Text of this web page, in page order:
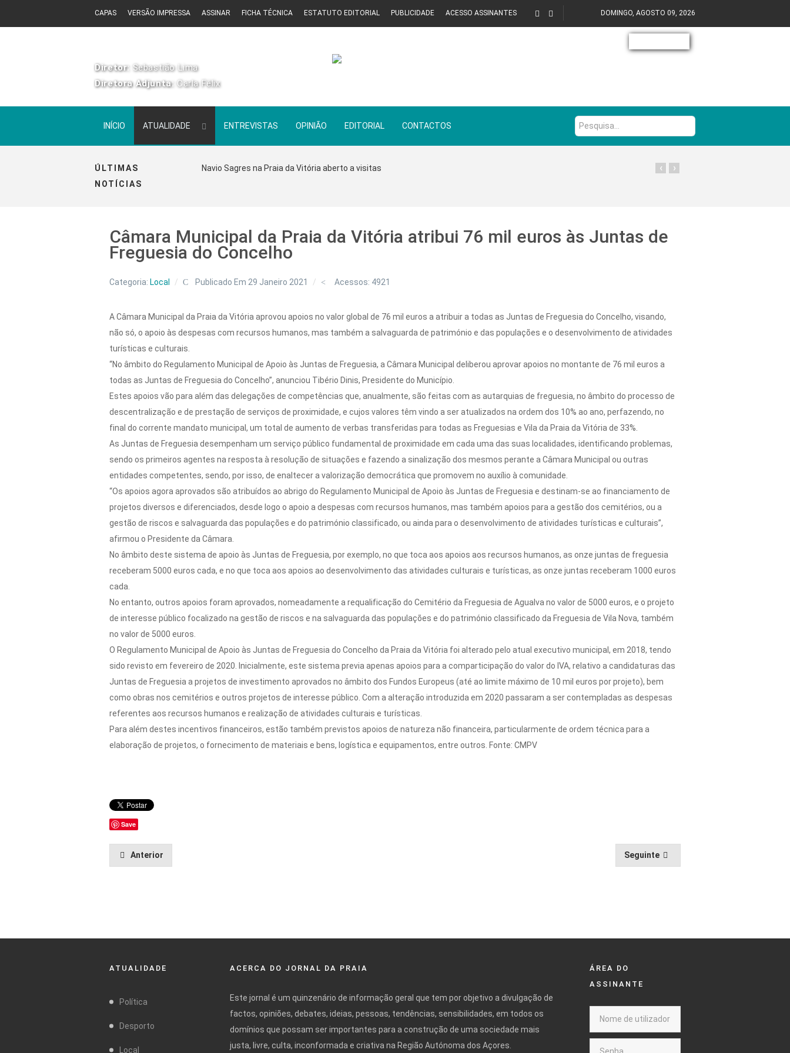
CAPAS VERSÃO IMPRESSA ASSINAR FICHA TÉCNICA ESTATUTO EDITORIAL PUBLICIDADE ACESSO ASSINANTES DOMINGO, AGOSTO 09, 2026
Diretor: Sebastião Lima
Diretora Adjunta:Carla Félix
INÍCIO ATUALIDADE ENTREVISTAS OPINIÃO EDITORIAL CONTACTOS Pesquisa...
ÚLTIMAS
NOTÍCIAS
Navio Sagres na Praia da Vitória aberto a visitas ›
‹
Câmara Municipal da Praia da Vitória atribui 76 mil euros às Juntas de
Freguesia do Concelho
Categoria: Local Publicado Em 29 Janeiro 2021 Acessos: 4921
A Câmara Municipal da Praia da Vitória aprovou apoios no valor global de 76 mil euros a atribuir a todas as Juntas de Freguesia do Concelho, visando,
não só, o apoio às despesas com recursos humanos, mas também a salvaguarda de património e das populações e o desenvolvimento de atividades
turísticas e culturais.
“No âmbito do Regulamento Municipal de Apoio às Juntas de Freguesia, a Câmara Municipal deliberou aprovar apoios no montante de 76 mil euros a
todas as Juntas de Freguesia do Concelho”, anunciou Tibério Dinis, Presidente do Município.
Estes apoios vão para além das delegações de competências que, anualmente, são feitas com as autarquias de freguesia, no âmbito do processo de
descentralização e de prestação de serviços de proximidade, e cujos valores têm vindo a ser atualizados na ordem dos 10% ao ano, perfazendo, no
final do corrente mandato municipal, um total de aumento de verbas transferidas para todas as Freguesias e Vila da Praia da Vitória de 33%.
As Juntas de Freguesia desempenham um serviço público fundamental de proximidade em cada uma das suas localidades, identificando problemas,
sendo os primeiros agentes na resposta à resolução de situações e fazendo a sinalização dos mesmos perante a Câmara Municipal ou outras
entidades competentes, sendo, por isso, de enaltecer a valorização democrática que promovem no auxílio à comunidade.
“Os apoios agora aprovados são atribuídos ao abrigo do Regulamento Municipal de Apoio às Juntas de Freguesia e destinam-se ao financiamento de
projetos diversos e diferenciados, desde logo o apoio a despesas com recursos humanos, mas também apoios para a gestão dos cemitérios, ou a
gestão de riscos e salvaguarda das populações e do património classificado, ou ainda para o desenvolvimento de atividades turísticas e culturais”,
afirmou o Presidente da Câmara.
No âmbito deste sistema de apoio às Juntas de Freguesia, por exemplo, no que toca aos apoios aos recursos humanos, as onze juntas de freguesia
receberam 5000 euros cada, e no que toca aos apoios ao desenvolvimento das atividades culturais e turísticas, as onze juntas receberam 1000 euros
cada.
No entanto, outros apoios foram aprovados, nomeadamente a requalificação do Cemitério da Freguesia de Agualva no valor de 5000 euros, e o projeto
de interesse público focalizado na gestão de riscos e na salvaguarda das populações e do património classificado da Freguesia de Vila Nova, também
no valor de 5000 euros.
O Regulamento Municipal de Apoio às Juntas de Freguesia do Concelho da Praia da Vitória foi alterado pelo atual executivo municipal, em 2018, tendo
sido revisto em fevereiro de 2020. Inicialmente, este sistema previa apenas apoios para a comparticipação do valor do IVA, relativo a candidaturas das
Juntas de Freguesia a projetos de investimento aprovados no âmbito dos Fundos Europeus (até ao limite máximo de 10 mil euros por projeto), bem
como obras nos cemitérios e outros projetos de interesse público. Com a alteração introduzida em 2020 passaram a ser contempladas as despesas
referentes aos recursos humanos e realização de atividades culturais e turísticas.
Para além destes incentivos financeiros, estão também previstos apoios de natureza não financeira, particularmente de ordem técnica para a
elaboração de projetos, o fornecimento de materiais e bens, logística e equipamentos, entre outros. Fonte: CMPV
Save
Anterior Seguinte
ATUALIDADE
Política
Desporto
Local
ACERCA DO JORNAL DA PRAIA
Este jornal é um quinzenário de informação geral que tem por objetivo a divulgação de
factos, opiniões, debates, ideias, pessoas, tendências, sensibilidades, em todos os
domínios que possam ser importantes para a construção de uma sociedade mais
justa, livre, culta, inconformada e criativa na Região Autónoma dos Açores.
ÁREA DO
ASSINANTE